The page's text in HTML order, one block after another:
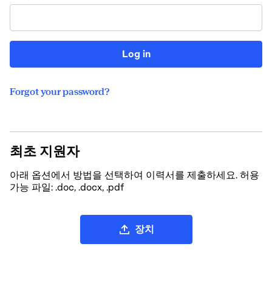
Log in
Forgot your password?
최초 지원자
아래 옵션에서 방법을 선택하여 이력서를 제출하세요. 허용
가능 파일: .doc, .docx, .pdf
장치